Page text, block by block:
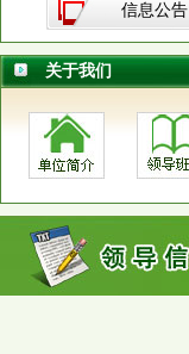
信息公告
关于我们